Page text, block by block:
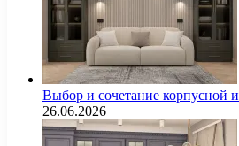
Выбор и сочетание корпусной
26.06.2026